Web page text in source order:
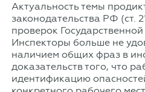
Актуальность темы
законодательства РФ (ст.
проверок
Инспекторы больше не
наличием общих фраз в
доказательств того, что
идентификацию